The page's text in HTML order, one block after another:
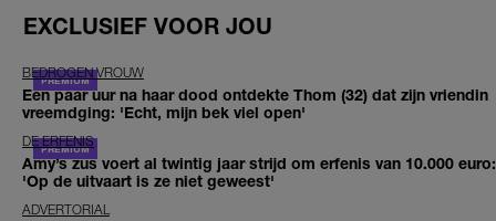
EXCLUSIEF VOOR JOU
BEDROGEN VROUW
Een paar uur na haar dood ontdekte Thom (32) dat zijn vriendin
vreemdging: 'Echt, mijn bek viel open'
DE ERFENIS
Amy’s zus voert al twintig jaar strijd om erfenis van 10.000 euro:
'Op de uitvaart is ze niet geweest'
ADVERTORIAL